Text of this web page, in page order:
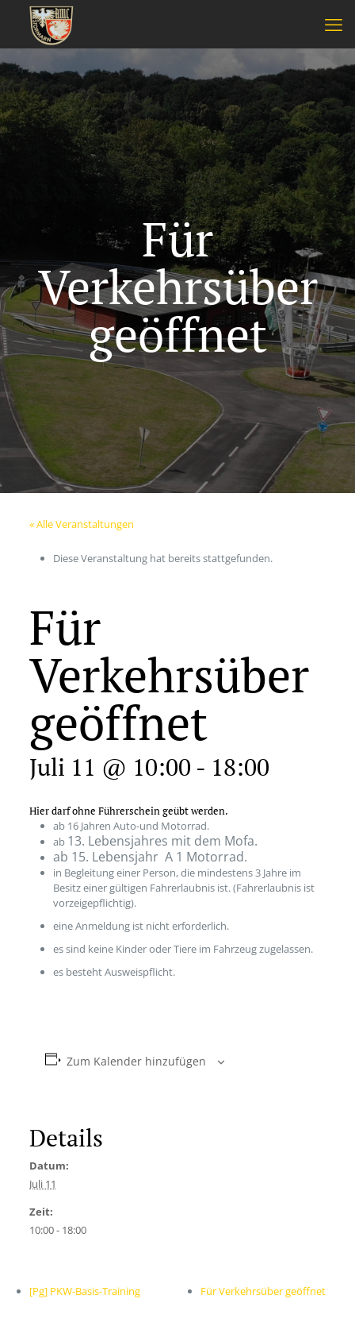
Für
Verkehrsüber
geöffnet
« Alle Veranstaltungen
Diese Veranstaltung hat bereits stattgefunden.
Für
Verkehrsüber
geöffnet
Juli 11 @ 10:00 - 18:00
Hier darf ohne Führerschein geübt werden.
ab 16 Jahren Auto-und Motorrad.
ab 13. Lebensjahres mit dem Mofa.
ab 15. Lebensjahr A 1 Motorrad.
in Begleitung einer Person, die mindestens 3 Jahre im
Besitz einer gültigen Fahrerlaubnis ist. (Fahrerlaubnis ist
vorzeigepflichtig).
eine Anmeldung ist nicht erforderlich.
es sind keine Kinder oder Tiere im Fahrzeug zugelassen.
es besteht Ausweispflicht.
Zum Kalender hinzufügen
Details
Datum:
Juli 11
Zeit:
10:00 - 18:00
[Pg] PKW-Basis-Training Für Verkehrsüber geöffnet